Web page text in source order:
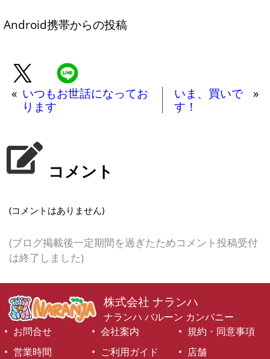
Android携帯からの投稿
« いつもお世話になってお
ります
いま、買いで
す！
»
コメント
(コメントはありません)
(ブログ掲載後一定期間を過ぎたためコメント投稿受付
は終了しました)
株式会社 ナランハ
ナランハ バルーン カンパニー
お問合せ
会社案内
規約・同意事項
営業時間
ご利用ガイド
店舗